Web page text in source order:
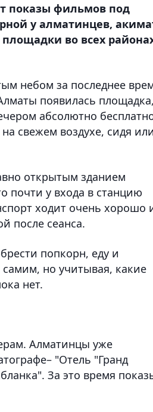
показы фильмов под
у алматинцев,
во всех
небом за последнее
появилась площадка,
абсолютно
свежем воздухе, сидя или
открытым зданием
почти у входа в станцию
ходит очень хорошо
после сеанса.
попкорн, еду и
но учитывая, какие
нет.
Алматинцы уже
"Отель "Гранд
За это время